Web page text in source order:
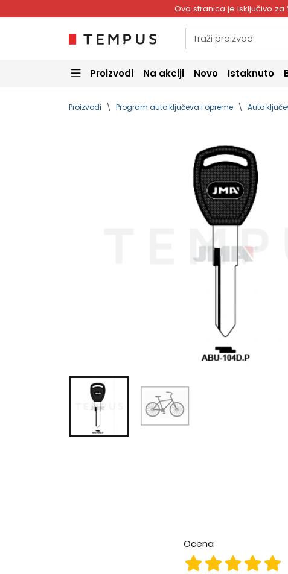
Ova stranica je isključivo
Proizvodi Na akciji Novo Istaknuto
Proizvodi Program auto ključeva i opreme Auto
Ocena
Ocena 3
Ocena 2
Ocena 1